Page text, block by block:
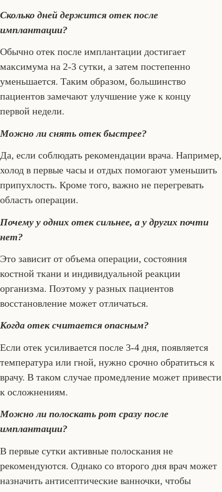
Сколько дней держится отек после
имплантации?
Обычно отек после имплантации достигает
максимума на 2-3 сутки, а затем постепенно
уменьшается. Таким образом, большинство
пациентов замечают улучшение уже к концу
первой недели.
Можно ли снять отек быстрее?
Да, если соблюдать рекомендации врача. Например,
холод в первые часы и отдых помогают уменьшить
припухлость. Кроме того, важно не перегревать
область операции.
Почему у одних отек сильнее, а у других почти
нет?
Это зависит от объема операции, состояния
костной ткани и индивидуальной реакции
организма. Поэтому у разных пациентов
восстановление может отличаться.
Когда отек считается опасным?
Если отек усиливается после 3-4 дня, появляется
температура или гной, нужно срочно обратиться к
врачу. В таком случае промедление может привести
к осложнениям.
Можно ли полоскать рот сразу после
имплантации?
В первые сутки активные полоскания не
рекомендуются. Однако со второго дня врач может
назначить антисептические ванночки, чтобы